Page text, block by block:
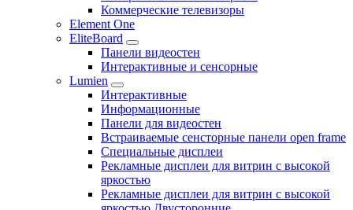
Коммерческие телевизоры
Element One
EliteBoard
Панели видеостен
Интерактивные и сенсорные
Lumien
Интерактивные
Информационные
Панели для видеостен
Встраиваемые сенсторные панели open frame
Специальные дисплеи
Рекламные дисплеи для витрин с высокой
яркостью
Рекламные дисплеи для витрин с высокой